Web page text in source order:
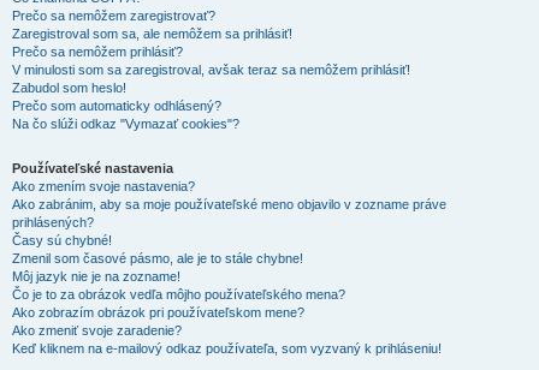
Prečo sa nemôžem zaregistrovať?
Zaregistroval som sa, ale nemôžem sa prihlásiť!
Prečo sa nemôžem prihlásiť?
V minulosti som sa zaregistroval, avšak teraz sa nemôžem prihlásiť!
Zabudol som heslo!
Prečo som automaticky odhlásený?
Na čo slúži odkaz "Vymazať cookies"?
Používateľské nastavenia
Ako zmením svoje nastavenia?
Ako zabránim, aby sa moje používateľské meno objavilo v zozname práve
prihlásených?
Časy sú chybné!
Zmenil som časové pásmo, ale je to stále chybne!
Môj jazyk nie je na zozname!
Čo je to za obrázok vedľa môjho používateľského mena?
Ako zobrazím obrázok pri používateľskom mene?
Ako zmeniť svoje zaradenie?
Keď kliknem na e-mailový odkaz používateľa, som vyzvaný k prihláseniu!